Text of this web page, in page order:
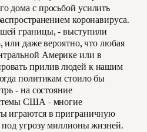
дома с просьбой усилить
коронавируса.
границы, - выступили
или даже вероятно, что любая
Америке или в
прилив людей к нашим
политикам стоило бы
- на состояние
США - многие
играются в приграничную
под угрозу миллионы жизней.